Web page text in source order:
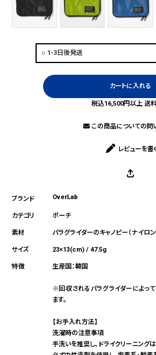
カートに入れる
税込16,500円以上 送
この商品についての問
レビューを書
OverLab
ポーチ
パラグライダーのキャノピー（ナイロン
23×13(cm) / 47.5g
生産国：韓国
※回収されるパラグライダーによっ
ます。
【お手入れ方法】
洗濯時の注意事項
手洗いを推奨し、ドライクリーニング